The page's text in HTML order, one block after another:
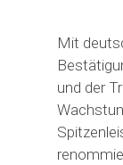
Mit
und der